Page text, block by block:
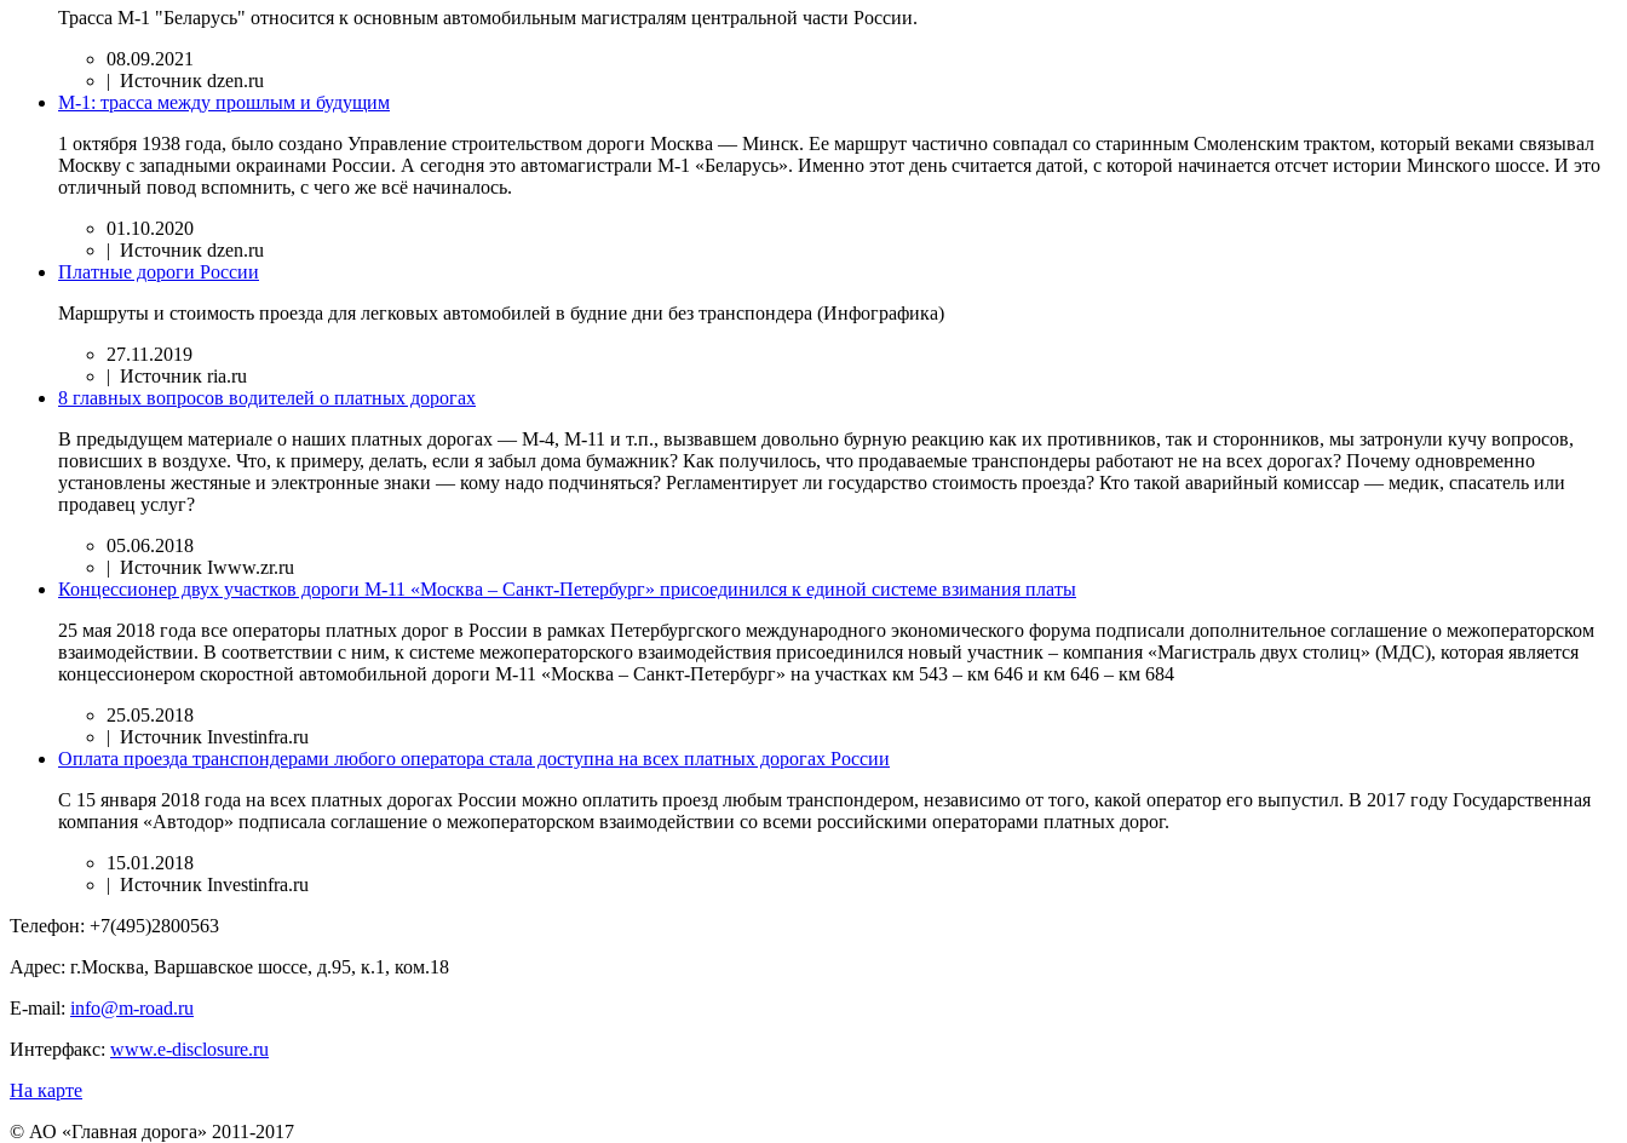
Трасса М-1 "Беларусь" относится к основным автомобильным магистралям центральной части России.
08.09.2021
| Источник dzen.ru
М-1: трасса между прошлым и будущим
1 октября 1938 года, было создано Управление строительством дороги Москва — Минск. Ее маршрут частично совпадал со старинным Смоленским трактом, который веками связывал
Москву с западными окраинами России. А сегодня это автомагистрали М-1 «Беларусь». Именно этот день считается датой, с которой начинается отсчет истории Минского шоссе. И это
отличный повод вспомнить, с чего же всё начиналось.
01.10.2020
| Источник dzen.ru
Платные дороги России
Маршруты и стоимость проезда для легковых автомобилей в будние дни без транспондера (Инфографика)
27.11.2019
| Источник ria.ru
8 главных вопросов водителей о платных дорогах
В предыдущем материале о наших платных дорогах — М-4, М-11 и т.п., вызвавшем довольно бурную реакцию как их противников, так и сторонников, мы затронули кучу вопросов,
повисших в воздухе. Что, к примеру, делать, если я забыл дома бумажник? Как получилось, что продаваемые транспондеры работают не на всех дорогах? Почему одновременно
установлены жестяные и электронные знаки — кому надо подчиняться? Регламентирует ли государство стоимость проезда? Кто такой аварийный комиссар — медик, спасатель или
продавец услуг?
05.06.2018
| Источник Iwww.zr.ru
Концессионер двух участков дороги М-11 «Москва – Санкт-Петербург» присоединился к единой системе взимания платы
25 мая 2018 года все операторы платных дорог в России в рамках Петербургского международного экономического форума подписали дополнительное соглашение о межоператорском
взаимодействии. В соответствии с ним, к системе межоператорского взаимодействия присоединился новый участник – компания «Магистраль двух столиц» (МДС), которая является
концессионером скоростной автомобильной дороги М-11 «Москва – Санкт-Петербург» на участках км 543 – км 646 и км 646 – км 684
25.05.2018
| Источник Investinfra.ru
Оплата проезда транспондерами любого оператора стала доступна на всех платных дорогах России
С 15 января 2018 года на всех платных дорогах России можно оплатить проезд любым транспондером, независимо от того, какой оператор его выпустил. В 2017 году Государственная
компания «Автодор» подписала соглашение о межоператорском взаимодействии со всеми российскими операторами платных дорог.
15.01.2018
| Источник Investinfra.ru
Телефон: +7(495)2800563
Адрес: г.Москва, Варшавское шоссе, д.95, к.1, ком.18
E-mail: info@m-road.ru
Интерфакс: www.e-disclosure.ru
На карте
© АО «Главная дорога» 2011-2017